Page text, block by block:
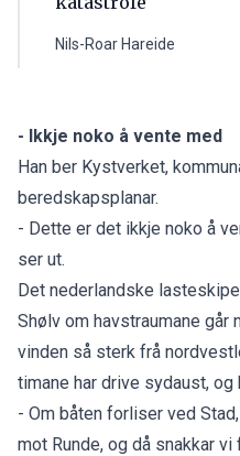
Nils-Roar Hareide
- Ikkje noko å vente med
Han ber Kystverket,
beredskapsplanar.
- Dette er det ikkje noko å
ser ut.
Det nederlandske
Shølv om havstraumane går
vinden så sterk frå
timane har drive sydaust, og
- Om båten forliser ved
mot Runde, og då snakkar